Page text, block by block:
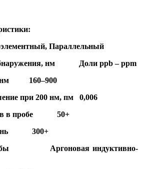
Параллельный
обнаружения, нм Доли ppb – ppm
нм 160–900
при 200 нм, пм 0,006
в пробе 50+
день 300+
Аргоновая индуктивно-